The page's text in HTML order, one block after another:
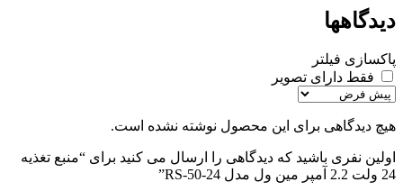
دیدگاهها
پاکسازی فیلتر
فقط دارای تصویر
هیچ دیدگاهی برای این محصول نوشته نشده است.
اولین نفری باشید که دیدگاهی را ارسال می کنید برای “منبع تغذیه
24 ولت 2.2 آمپر مین ول مدل RS-50-24”